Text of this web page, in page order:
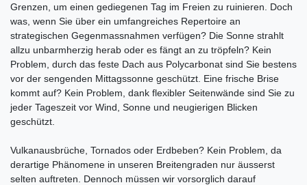
Grenzen, um einen gediegenen Tag im Freien zu ruinieren. Doch
was, wenn Sie über ein umfangreiches Repertoire an
strategischen Gegenmassnahmen verfügen? Die Sonne strahlt
allzu unbarmherzig herab oder es fängt an zu tröpfeln? Kein
Problem, durch das feste Dach aus Polycarbonat sind Sie bestens
vor der sengenden Mittagssonne geschützt. Eine frische Brise
kommt auf? Kein Problem, dank flexibler Seitenwände sind Sie zu
jeder Tageszeit vor Wind, Sonne und neugierigen Blicken
geschützt.
Vulkanausbrüche, Tornados oder Erdbeben? Kein Problem, da
derartige Phänomene in unseren Breitengraden nur äusserst
selten auftreten. Dennoch müssen wir vorsorglich darauf